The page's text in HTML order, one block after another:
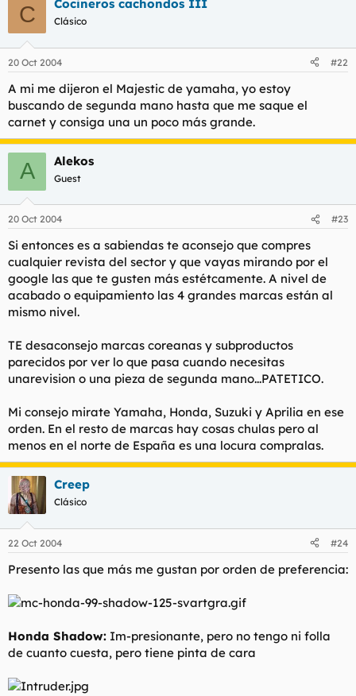
Si aún así sigues "enamorado" de ellas piensate en una tipo SR
125, Cb 115...y cosas similares. Hay una CBR 125 con motor de 4
Otro consejo es que el motor sea de 4 tiempos te ahoraras en
mantenimiento y combustible un montón.
Si necesitas algo más, mandame un privi. Buena suerte.
C Cocineros cachondos III
Clásico
20 Oct 2004 #22
A mi me dijeron el Majestic de yamaha, yo estoy
buscando de segunda mano hasta que me saque el
carnet y consiga una un poco más grande.
A Alekos
Guest
20 Oct 2004 #23
Si entonces es a sabiendas te aconsejo que compres
cualquier revista del sector y que vayas mirando por el
google las que te gusten más estétcamente. A nivel de
acabado o equipamiento las 4 grandes marcas están al
mismo nivel.
TE desaconsejo marcas coreanas y subproductos
parecidos por ver lo que pasa cuando necesitas
unarevision o una pieza de segunda mano...PATETICO.
Mi consejo mirate Yamaha, Honda, Suzuki y Aprilia en ese
orden. En el resto de marcas hay cosas chulas pero al
menos en el norte de España es una locura compralas.
Creep
Clásico
22 Oct 2004 #24
Presento las que más me gustan por orden de preferencia:
Honda Shadow: Im-presionante, pero no tengo ni folla
de cuanto cuesta, pero tiene pinta de cara